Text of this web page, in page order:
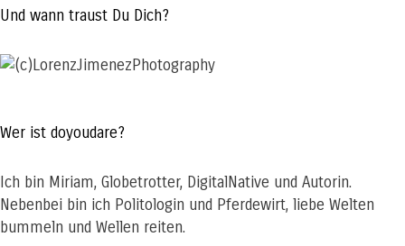
Und wann traust Du Dich?
Wer ist doyoudare?
Ich bin Miriam, Globetrotter, DigitalNative und Autorin.
Nebenbei bin ich Politologin und Pferdewirt, liebe Welten
bummeln und Wellen reiten.